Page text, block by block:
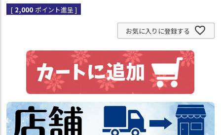
[ 2,000 ポイント進呈 ]
お気に入りに登録する